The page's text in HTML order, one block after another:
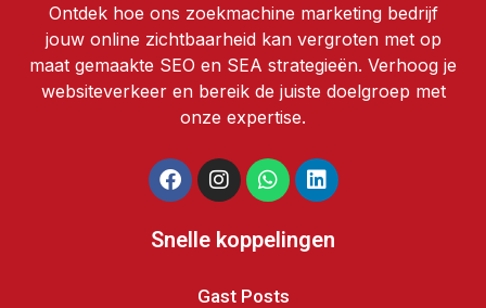
Ontdek hoe ons zoekmachine marketing bedrijf
jouw online zichtbaarheid kan vergroten met op
maat gemaakte SEO en SEA strategieën. Verhoog je
websiteverkeer en bereik de juiste doelgroep met
onze expertise.
Snelle koppelingen
Gast Posts